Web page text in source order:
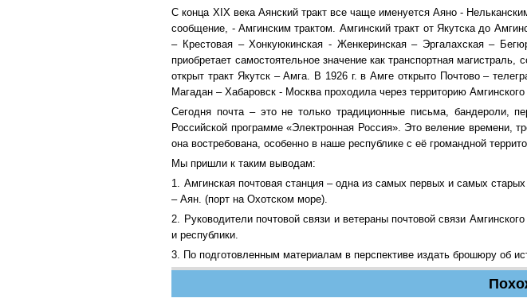
С конца XIX века Аянский тракт все чаще именуется Аяно -
сообщение, - Амгинским трактом. Амгинский тракт от Якутска до
– Крестовая – Хонкуюкинская - Женкеринская – Эргалахская –
приобретает самостоятельное значение как транспортная
открыт тракт Якутск – Амга. В 1926 г. в Амге открыто Почтово –
Магадан – Хабаровск - Москва проходила через территорию
Сегодня почта – это не только традиционные письма, бандероли,
Российской программе «Электронная Россия». Это веление времени,
она востребована, особенно в наше республике с её громандной
Мы пришли к таким выводам:
1. Амгинская почтовая станция – одна из самых первых и самых
– Аян. (порт на Охотском море).
2. Руководители почтовой связи и ветераны почтовой связи
и республики.
3. По подготовленным материалам в перспективе издать брошюру об